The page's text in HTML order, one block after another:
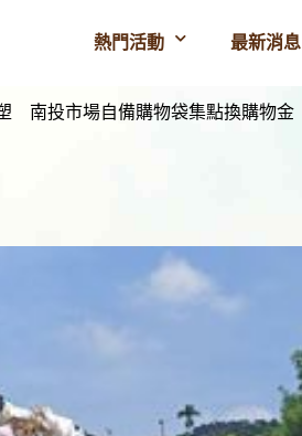
熱門活動 最新消息
南投市場自備購物袋集點換購物金